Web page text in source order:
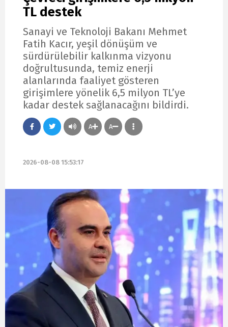
TL destek
Sanayi ve Teknoloji Bakanı Mehmet
Fatih Kacır, yeşil dönüşüm ve
sürdürülebilir kalkınma vizyonu
doğrultusunda, temiz enerji
alanlarında faaliyet gösteren
girişimlere yönelik 6,5 milyon TL’ye
kadar destek sağlanacağını bildirdi.
A A
2026-08-08 15:53:17